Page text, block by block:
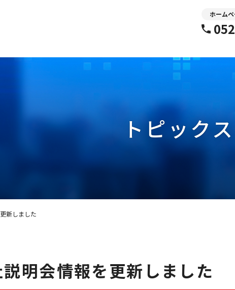
ホーム
トピックス
新しました
説明会情報を更新しました